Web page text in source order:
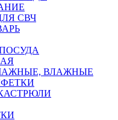
СВЧ
ВЛАЖНЫЕ